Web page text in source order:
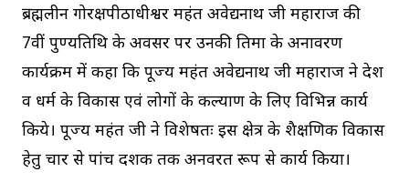
ब्रह्मलीन गोरक्षपीठाधीश्वर महंत अवेद्यनाथ जी महाराज की
7वीं पुण्यतिथि के अवसर पर उनकी प्रतिमा के अनावरण
कार्यक्रम में कहा कि पूज्य महंत अवेद्यनाथ जी महाराज ने देश
व धर्म के विकास एवं लोगों के कल्याण के लिए विभिन्न कार्य
किये। पूज्य महंत जी ने विशेषतः इस क्षेत्र के शैक्षणिक विकास
हेतु चार से पांच दशक तक अनवरत रूप से कार्य किया।